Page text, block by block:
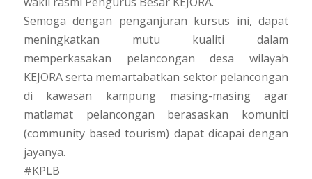
Semoga dengan penganjuran kursus ini, dapat
meningkatkan mutu kualiti dalam
memperkasakan pelancongan desa wilayah
KEJORA serta memartabatkan sektor pelancongan
di kawasan kampung masing-masing agar
matlamat pelancongan berasaskan komuniti
(community based tourism) dapat dicapai dengan
jayanya.
#KPLB